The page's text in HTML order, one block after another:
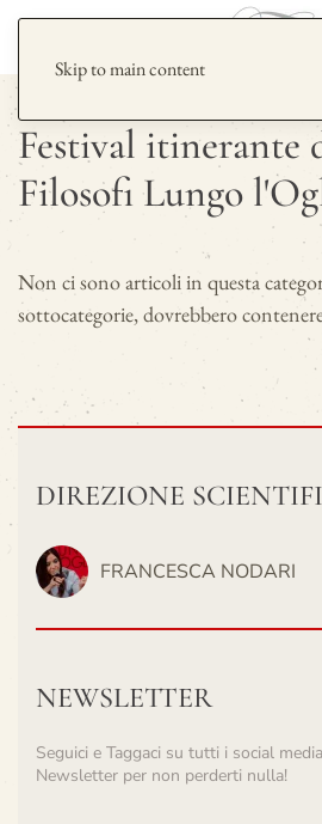
Skip to main content
Festival itinerante
Filosofi Lungo
Non ci sono articoli in questa
sottocategorie, dovrebbero
DIREZIONE
FRANCESCA NODARI
NEWSLETTER
Seguici e Taggaci su tutti i social
Newsletter per non perderti nulla!